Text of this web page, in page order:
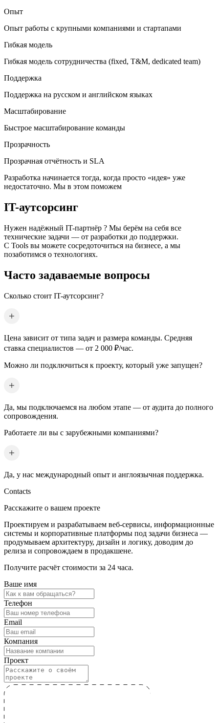
Опыт
Опыт работы с крупными компаниями и стартапами
Гибкая модель
Гибкая модель сотрудничества (fixed, T&M, dedicated team)
Поддержка
Поддержка на русском и английском языках
Масштабирование
Быстрое масштабирование команды
Прозрачность
Прозрачная отчётность и SLA
Разработка начинается тогда, когда просто «идея» уже
недостаточно. Мы в этом поможем
IT-аутсорсинг
Нужен надёжный IT-партнёр ? Мы берём на себя все
технические задачи — от разработки до поддержки.
С Tools вы можете сосредоточиться на бизнесе, а мы
позаботимся о технологиях.
Часто задаваемые вопросы
Сколько стоит IT-аутсорсинг?
Цена зависит от типа задач и размера команды. Средняя
ставка специалистов — от 2 000 ₽/час.
Можно ли подключиться к проекту, который уже запущен?
Да, мы подключаемся на любом этапе — от аудита до полного
сопровождения.
Работаете ли вы с зарубежными компаниями?
Да, у нас международный опыт и англоязычная поддержка.
Contacts
Расскажите о вашем проекте
Проектируем и разрабатываем веб-сервисы, информационные
системы и корпоративные платформы под задачи бизнеса —
продумываем архитектуру, дизайн и логику, доводим до
релиза и сопровождаем в продакшене.
Получите расчёт стоимости за 24 часа.
Ваше имя
Телефон
Email
Компания
Проект